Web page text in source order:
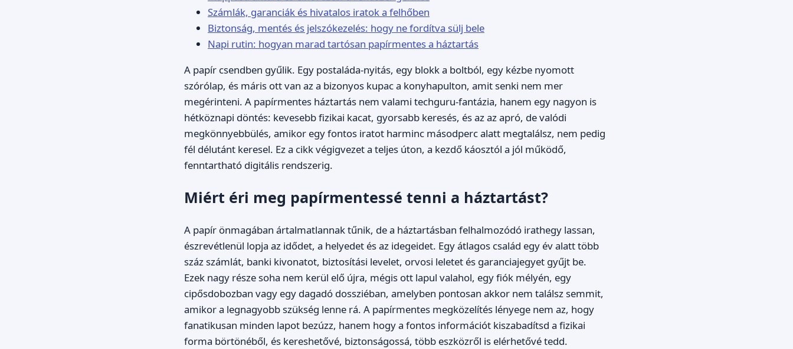
Számlák, garanciák és hivatalos iratok a felhőben
Biztonság, mentés és jelszókezelés: hogy ne fordítva sülj bele
Napi rutin: hogyan marad tartósan papírmentes a háztartás
A papír csendben gyűlik. Egy postaláda-nyitás, egy blokk a boltból, egy kézbe nyomott
szórólap, és máris ott van az a bizonyos kupac a konyhapulton, amit senki nem mer
megérinteni. A papírmentes háztartás nem valami techguru-fantázia, hanem egy nagyon is
hétköznapi döntés: kevesebb fizikai kacat, gyorsabb keresés, és az az apró, de valódi
megkönnyebbülés, amikor egy fontos iratot harminc másodperc alatt megtalálsz, nem pedig
fél délutánt keresel. Ez a cikk végigvezet a teljes úton, a kezdő káosztól a jól működő,
fenntartható digitális rendszerig.
Miért éri meg papírmentessé tenni a háztartást?
A papír önmagában ártalmatlannak tűnik, de a háztartásban felhalmozódó irathegy lassan,
észrevétlenül lopja az idődet, a helyedet és az idegeidet. Egy átlagos család egy év alatt több
száz számlát, banki kivonatot, biztosítási levelet, orvosi leletet és garanciajegyet gyűjt be.
Ezek nagy része soha nem kerül elő újra, mégis ott lapul valahol, egy fiók mélyén, egy
cipősdobozban vagy egy dagadó dossziéban, amelyben pontosan akkor nem találsz semmit,
amikor a legnagyobb szükség lenne rá. A papírmentes megközelítés lényege nem az, hogy
fanatikusan minden lapot bezúzz, hanem hogy a fontos információt kiszabadítsd a fizikai
forma börtönéből, és kereshetővé, biztonságossá, több eszközről is elérhetővé tedd.